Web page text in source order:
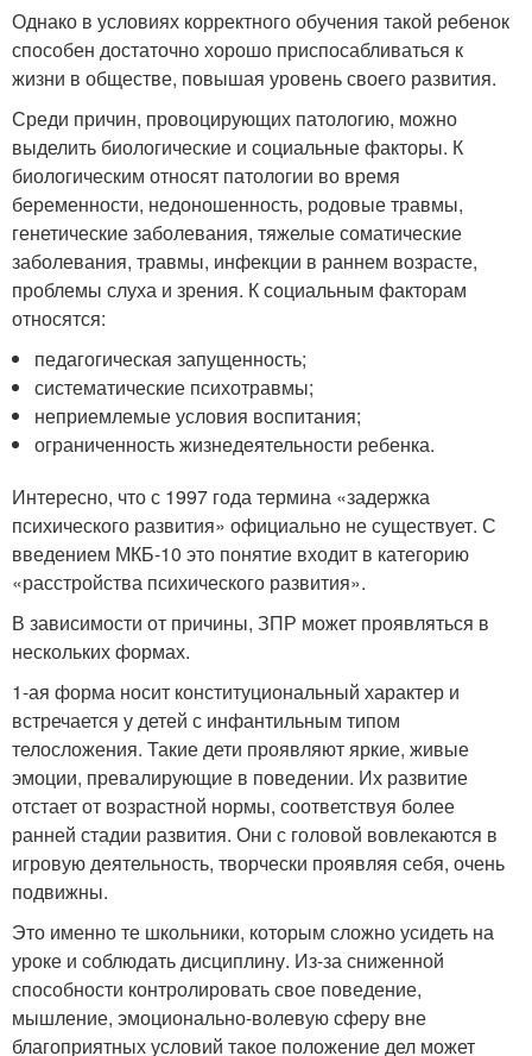
Однако в условиях корректного обучения такой ребенок
способен достаточно хорошо приспосабливаться к
жизни в обществе, повышая уровень своего развития.
Среди причин, провоцирующих патологию, можно
выделить биологические и социальные факторы. К
биологическим относят патологии во время
беременности, недоношенность, родовые травмы,
генетические заболевания, тяжелые соматические
заболевания, травмы, инфекции в раннем возрасте,
проблемы слуха и зрения. К социальным факторам
относятся:
педагогическая запущенность;
систематические психотравмы;
неприемлемые условия воспитания;
ограниченность жизнедеятельности ребенка.
Интересно, что с 1997 года термина «задержка
психического развития» официально не существует. С
введением МКБ-10 это понятие входит в категорию
«расстройства психического развития».
В зависимости от причины, ЗПР может проявляться в
нескольких формах.
1-ая форма носит конституциональный характер и
встречается у детей с инфантильным типом
телосложения. Такие дети проявляют яркие, живые
эмоции, превалирующие в поведении. Их развитие
отстает от возрастной нормы, соответствуя более
ранней стадии развития. Они с головой вовлекаются в
игровую деятельность, творчески проявляя себя, очень
подвижны.
Это именно те школьники, которым сложно усидеть на
уроке и соблюдать дисциплину. Из-за сниженной
способности контролировать свое поведение,
мышление, эмоционально-волевую сферу вне
благоприятных условий такое положение дел может